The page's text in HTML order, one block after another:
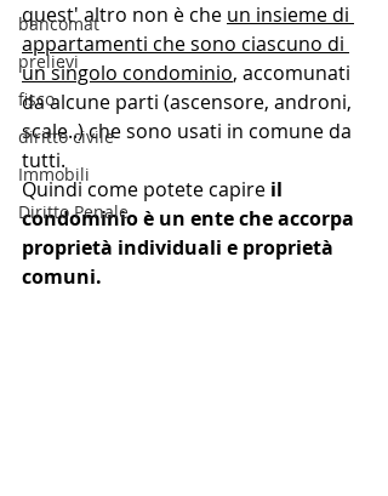
bancomat
prelievi
fisco
diritto civile
Immobili
Diritto Penale
quest' altro non è che un insieme di
appartamenti che sono ciascuno di
un singolo condominio, accomunati
da alcune parti (ascensore, androni,
scale..) che sono usati in comune da
tutti.
Quindi come potete capire il
condominio è un ente che accorpa
proprietà individuali e proprietà
comuni.